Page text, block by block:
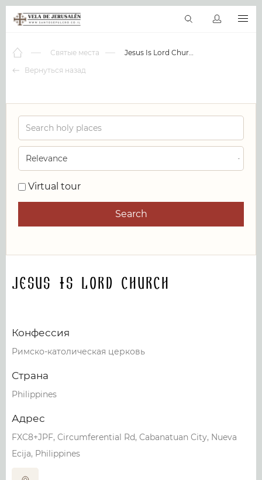
Виртуальные туры
RU
Вернуться назад
Святые места Jesus Is Lord Church
Virtual tour
Search
Jesus Is Lord Church
Конфессия
Римско-католическая церковь
Страна
Philippines
Адрес
FXC8+JPF, Circumferential Rd, Cabanatuan City, Nueva
Ecija, Philippines